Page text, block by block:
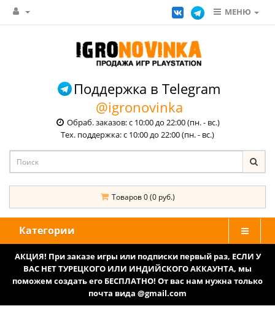
МЕНЮ
Поддержка в Telegram
@igronovinka
Обраб. заказов: с 10:00 до 22:00 (пн. - вс.)
Тех. поддержка: с 10:00 до 22:00 (пн. - вс.)
Товаров 0 (0 руб.)
Категории
АКЦИЯ! При заказе игры или подписки первый раз, ЕСЛИ У
ВАС НЕТ ТУРЕЦКОГО ИЛИ ИНДИЙСКОГО АККАУНТА, мы
поможем создать его БЕСПЛАТНО! От вас нам нужна только
почта вида @gmail.com